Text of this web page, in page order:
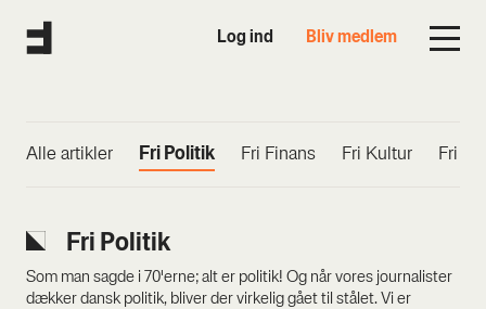
Log ind Bliv medlem
Alle artik­ler Fri Poli­tik Fri Finans Fri Kul­tur Fri
Fri Poli­tik
Som man sagde i 70'erne; alt er politik! Og når vores journalister
dækker dansk politik, bliver der virkelig gået til stålet. Vi er